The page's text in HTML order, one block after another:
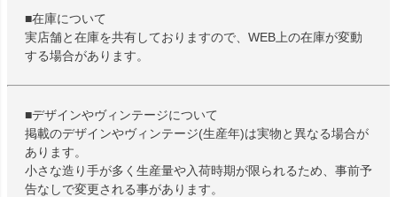
■在庫について
実店舗と在庫を共有しておりますので、WEB上の在庫が変動
する場合があります。
■デザインやヴィンテージについて
掲載のデザインやヴィンテージ(生産年)は実物と異なる場合が
あります。
小さな造り手が多く生産量や入荷時期が限られるため、事前予
告なしで変更される事があります。